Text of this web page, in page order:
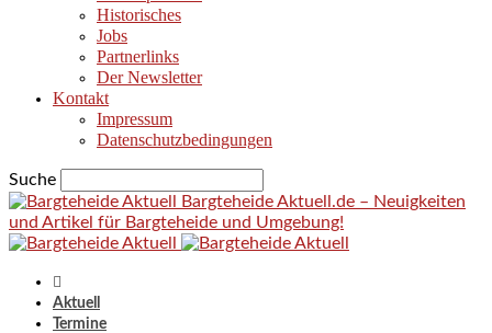
Historisches
Jobs
Partnerlinks
Der Newsletter
Kontakt
Impressum
Datenschutzbedingungen
Suche
Bargteheide Aktuell.de – Neuigkeiten
und Artikel für Bargteheide und Umgebung!
Aktuell
Termine